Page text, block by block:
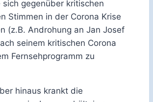
sich gegenüber kritischen
Stimmen in der Corona Krise
(z.B. Androhung an Jan Josef
seinem kritischen Corona
Fernsehprogramm zu
hinaus krankt die